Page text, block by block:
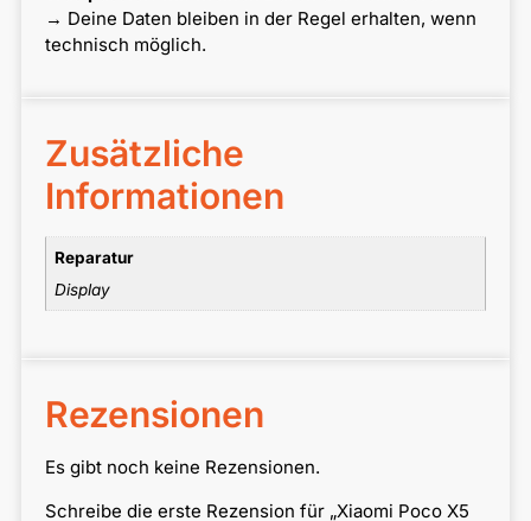
→ Deine Daten bleiben in der Regel erhalten, wenn
technisch möglich.
Zusätzliche
Informationen
Reparatur
Display
Rezensionen
Es gibt noch keine Rezensionen.
Schreibe die erste Rezension für „Xiaomi Poco X5